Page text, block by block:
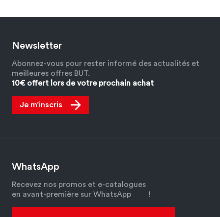
Newsletter
Abonnez-vous pour rester informé des actualités et
meilleures offres BUT.
10€ offert lors de votre prochain achat
Je m’inscris
WhatsApp
Recevez nos promos et e-catalogues
en avant-première sur WhatsApp
!